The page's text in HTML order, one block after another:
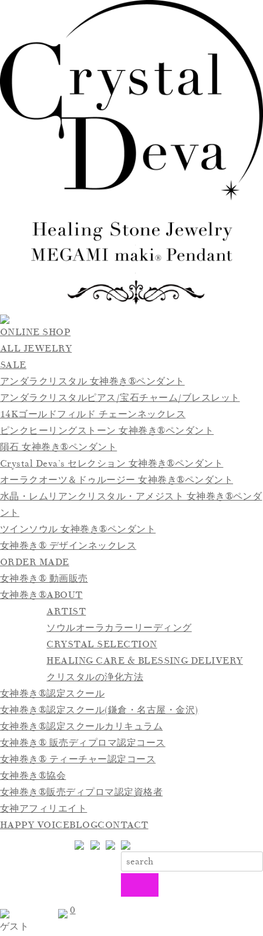
ONLINE SHOP
ALL JEWELRY
SALE
アンダラクリスタル 女神巻き®ペンダント
アンダラクリスタルピアス/宝石チャーム/ブレスレット
14Kゴールドフィルド チェーンネックレス
ピンクヒーリングストーン 女神巻き®ペンダント
隕石 女神巻き®ペンダント
Crystal Deva’s セレクション 女神巻き®ペンダント
オーラクオーツ＆ドゥルージー 女神巻き®ペンダント
水晶・レムリアンクリスタル・アメジスト 女神巻き®ペンダ
ント
ツインソウル 女神巻き®ペンダント
女神巻き® デザインネックレス
ORDER MADE
女神巻き® 動画販売
女神巻き®ABOUT
ARTIST
ソウルオーラカラーリーディング
CRYSTAL SELECTION
HEALING CARE & BLESSING DELIVERY
クリスタルの浄化方法
女神巻き®認定スクール
女神巻き®認定スクール(鎌倉・名古屋・金沢)
女神巻き®認定スクールカリキュラム
女神巻き® 販売ディプロマ認定コース
女神巻き® ティーチャー認定コース
女神巻き®協会
女神巻き®販売ディプロマ認定資格者
女神アフィリエイト
HAPPY VOICEBLOGCONTACT
ゲスト
0